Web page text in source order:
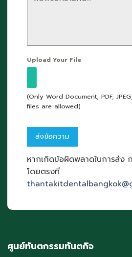
Upload Your File
(Only Word Document, PDF,
files are allowed)
หากเกิดข้อผิดพลาดในการส่ง
โดยตรงที่
ศูนย์ทันตกรรมทันตกิจ